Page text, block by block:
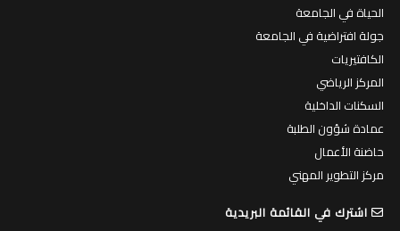
الحياة في الجامعة
جولة افتراضية في الجامعة
الكافتيريات
المركز الرياضي
السكنات الداخلية
عمادة شؤون الطلبة
حاضنة الأعمال
مركز التطوير المهني
اشترك في القائمة البريدية